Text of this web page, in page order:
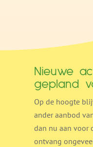
Nieuwe
gepland
Op de hoogte
ander aanbod
dan nu aan voor
ontvang